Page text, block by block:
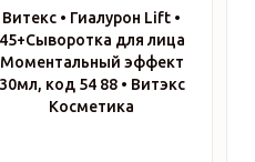
Витекс • Гиалурон Lift •
45+Сыворотка для лица
Моментальный эффект
30мл, код 54 88 • Витэкс
Косметика